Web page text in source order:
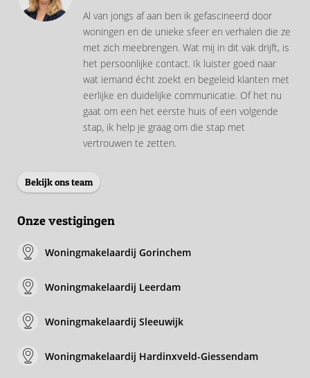
Al van jongs af aan ben ik gefascineerd door
woningen en de unieke sfeer en verhalen die ze
met zich meebrengen. Wat mij in dit vak drijft, is
het persoonlijke contact. Ik luister goed naar
wat iemand écht zoekt en begeleid klanten met
eerlijke en duidelijke communicatie. Of het nu
gaat om een het eerste huis of een volgende
stap, ik help je graag om die stap met
vertrouwen te zetten.
Bekijk ons team
Onze vestigingen
Woningmakelaardij Gorinchem
Woningmakelaardij Leerdam
Woningmakelaardij Sleeuwijk
Woningmakelaardij Hardinxveld-Giessendam